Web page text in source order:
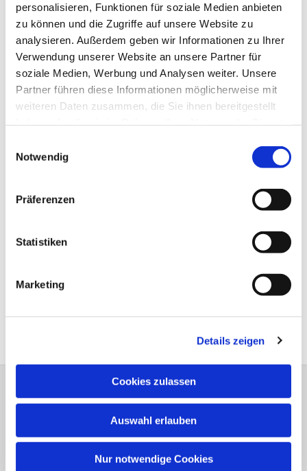
personalisieren, Funktionen für soziale Medien anbieten
zu können und die Zugriffe auf unsere Website zu
analysieren. Außerdem geben wir Informationen zu Ihrer
Verwendung unserer Website an unsere Partner für
soziale Medien, Werbung und Analysen weiter. Unsere
Partner führen diese Informationen möglicherweise mit
weiteren Daten zusammen, die Sie ihnen bereitgestellt
Notwendig
Präferenzen
Statistiken
Marketing
Details zeigen
Cookies zulassen
Auswahl erlauben
Nur notwendige Cookies
Dreiklang Heft 1 - 2026